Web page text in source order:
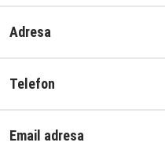
Adresa
Telefon
Email adresa